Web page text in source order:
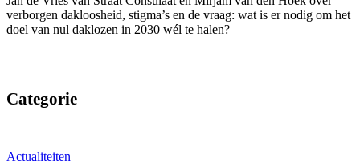
verborgen dakloosheid, stigma’s en de vraag: wat is er nodig om het
doel van nul daklozen in 2030 wél te halen?
Categorie
Actualiteiten